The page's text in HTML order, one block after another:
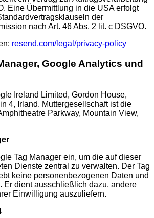
Eine Übermittlung in die USA erfolgt
der
nach Art. 46 Abs. 2 lit. c DSGVO.
resend.com/legal/privacy-policy
Google Analytics und
Ireland Limited, Gordon House,
4, Irland. Muttergesellschaft ist die
Parkway, Mountain View,
Tag Manager ein, um die auf dieser
Dienste zentral zu verwalten. Der Tag
keine personenbezogenen Daten und
Er dient ausschließlich dazu, andere
Einwilligung auszuliefern.